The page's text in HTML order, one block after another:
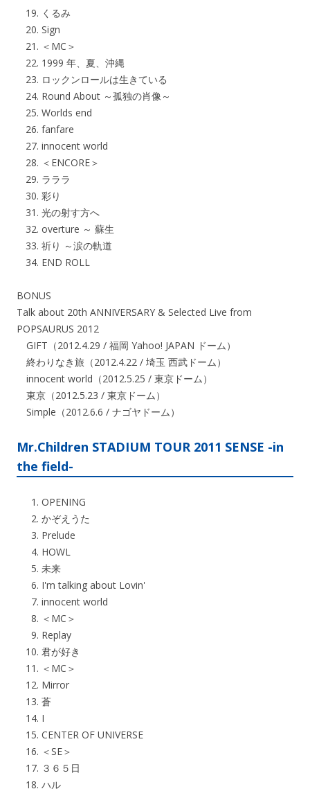
くるみ
Sign
＜MC＞
1999 年、夏、沖縄
ロックンロールは生きている
Round About ～孤独の肖像～
Worlds end
fanfare
innocent world
＜ENCORE＞
ラララ
彩り
光の射す方へ
overture ～ 蘇生
祈り ～涙の軌道
END ROLL
BONUS
Talk about 20th ANNIVERSARY & Selected Live from
POPSAURUS 2012
GIFT（2012.4.29 / 福岡 Yahoo! JAPAN ドーム）
終わりなき旅（2012.4.22 / 埼玉 西武ドーム）
innocent world（2012.5.25 / 東京ドーム）
東京（2012.5.23 / 東京ドーム）
Simple（2012.6.6 / ナゴヤドーム）
Mr.Children STADIUM TOUR 2011 SENSE -in
the field-
OPENING
かぞえうた
Prelude
HOWL
未来
I'm talking about Lovin'
innocent world
＜MC＞
Replay
君が好き
＜MC＞
Mirror
蒼
I
CENTER OF UNIVERSE
＜SE＞
３６５日
ハル